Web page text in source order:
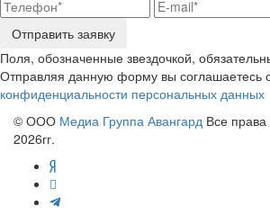
Отправить заявку
Поля, обозначенные звездочкой,
Отправляя данную форму вы соглашаетесь
конфиденциальности персональных данных
© ООО Медиа Группа Авангард Все
2026гг.